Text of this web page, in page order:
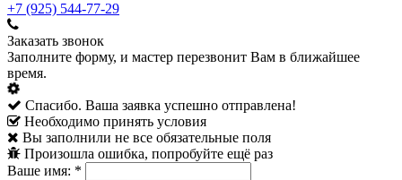
+7 (925) 544-77-29
Заказать звонок
Заполните форму, и мастер перезвонит Вам в ближайшее
время.
Спасибо. Ваша заявка успешно отправлена!
Необходимо принять условия
Вы заполнили не все обязательные поля
Произошла ошибка, попробуйте ещё раз
Ваше имя: *